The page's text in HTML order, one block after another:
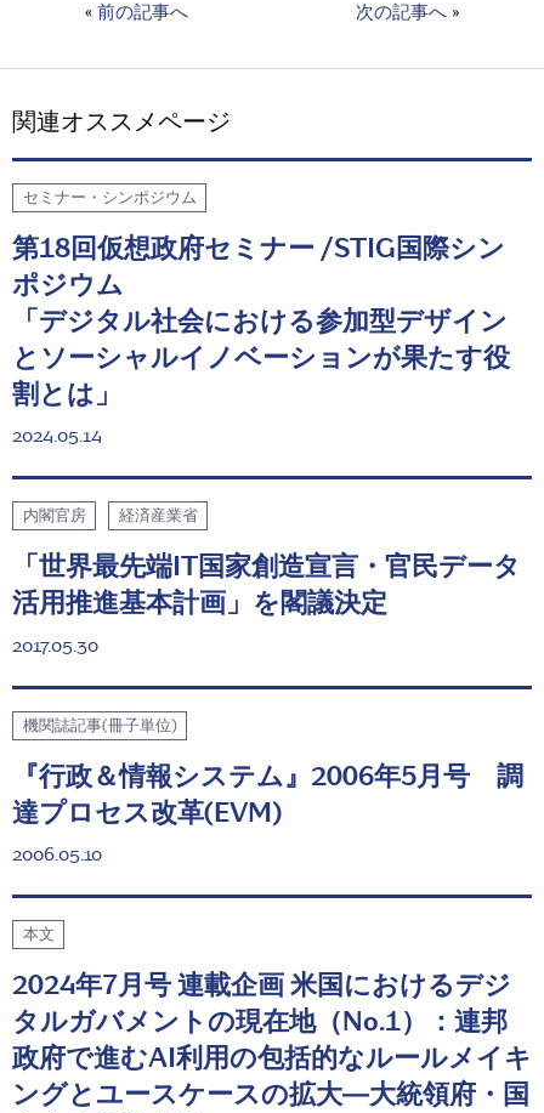
« 前の記事へ 次の記事へ »
関連オススメページ
セミナー・シンポジウム
第18回仮想政府セミナー /STIG国際シン
ポジウム
「デジタル社会における参加型デザイン
とソーシャルイノベーションが果たす役
割とは」
2024.05.14
内閣官房 経済産業省
「世界最先端IT国家創造宣言・官民データ
活用推進基本計画」を閣議決定
2017.05.30
機関誌記事(冊子単位)
『行政＆情報システム』2006年5月号 調
達プロセス改革(EVM)
2006.05.10
本文
2024年7月号 連載企画 米国におけるデジ
タルガバメントの現在地（No.1）：連邦
政府で進むAI利用の包括的なルールメイキ
ングとユースケースの拡大―大統領府・国